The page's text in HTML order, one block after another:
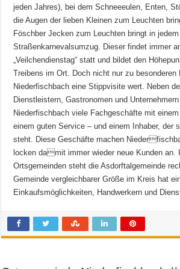
jeden Jahres), bei dem Schneeeulen, Enten,
die Augen der lieben Kleinen zum Leuchten
Föschber Jecken zum Leuchten bringt in
Straßenkarnevalsumzug. Dieser findet immer
„Veilchendienstag“ statt und bildet den
Treibens im Ort. Doch nicht nur zu besonderen
Niederfischbach eine Stippvisite wert. Neben
Dienstleistern, Gastronomen und
Niederfischbach viele Fachgeschäfte mit
einem guten Service – und einem Inhaber, der
steht. Diese Geschäfte machen
locken damit immer wieder neue Kunden an.
Ortsgemeinden steht die Asdorftalgemeinde
Gemeinde vergleichbarer Größe im Kreis hat
Einkaufsmöglichkeiten, Handwerkern und